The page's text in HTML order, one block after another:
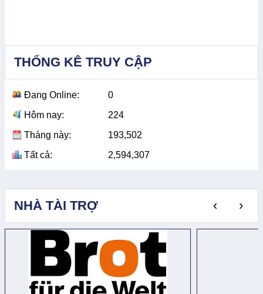
THỐNG KÊ TRUY CẬP
Đang Online:
0
Hôm nay:
224
Tháng này:
193,502
Tất cả:
2,594,307
NHÀ TÀI TRỢ ‹ ›